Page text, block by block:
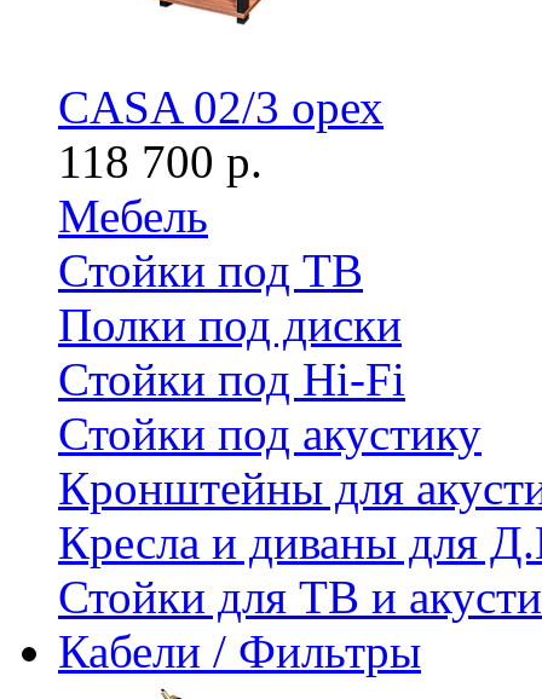
CASA 02/3 орех
118 700 р.
Мебель
Стойки под ТВ
Полки под диски
Стойки под Hi-Fi
Стойки под акустику
Кронштейны для
Кресла и диваны для
Стойки для ТВ и
Кабели / Фильтры